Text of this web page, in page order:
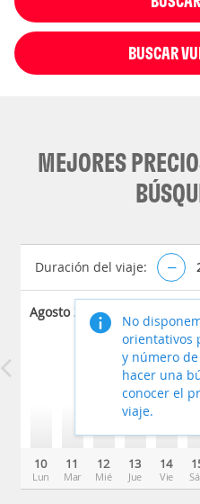
BUSCAR
MEJORES
Duración del viaje: –
Agosto 2026
10
Lun
11
Mar
12
Mié
13
Jue
14
Vie
No
orientativos
y número
hacer una
conocer el
viaje.